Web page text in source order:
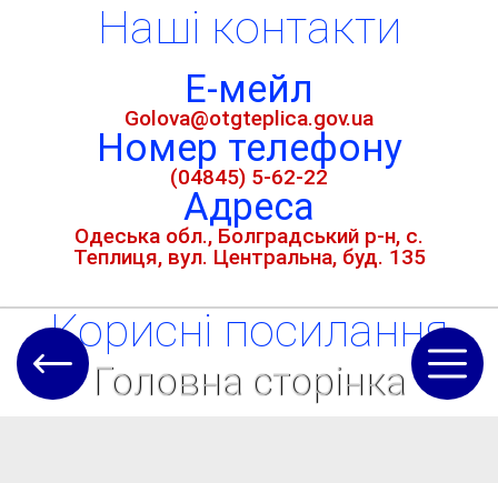
Наші контакти
Е-мейл
Golova@otgteplica.gov.ua
Номер телефону
(04845) 5-62-22
Адреса
Одеська обл., Болградський р-н, с.
Теплиця, вул. Центральна, буд. 135
Кориснi посилання
Головна сторінка